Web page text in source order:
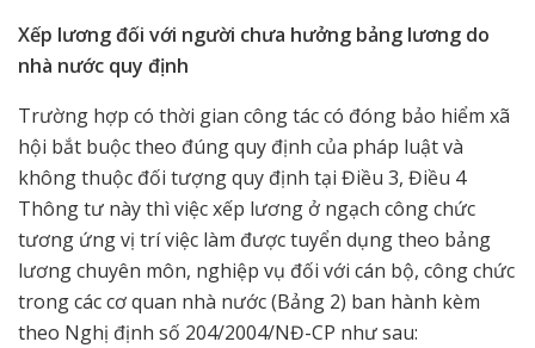
Xếp lương đối với người chưa hưởng bảng lương do
nhà nước quy định
Trường hợp có thời gian công tác có đóng bảo hiểm xã
hội bắt buộc theo đúng quy định của pháp luật và
không thuộc đối tượng quy định tại Điều 3, Điều 4
Thông tư này thì việc xếp lương ở ngạch công chức
tương ứng vị trí việc làm được tuyển dụng theo bảng
lương chuyên môn, nghiệp vụ đối với cán bộ, công chức
trong các cơ quan nhà nước (Bảng 2) ban hành kèm
theo Nghị định số 204/2004/NĐ-CP như sau: